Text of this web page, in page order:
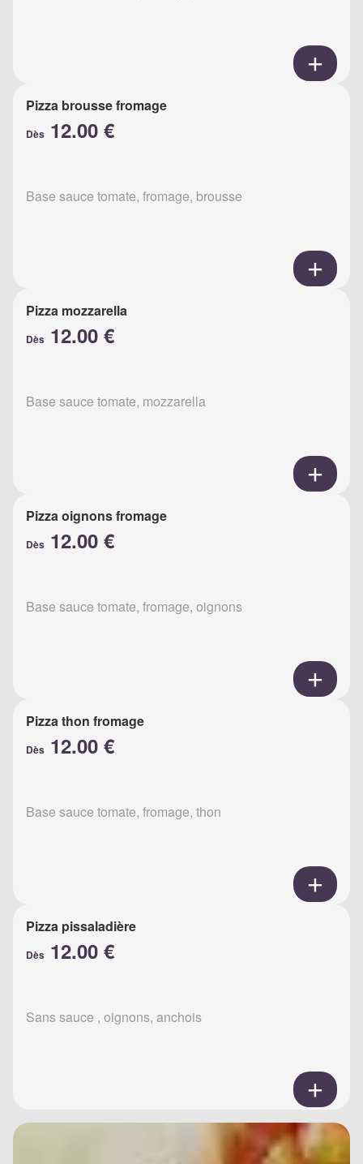
Pizza brousse fromage
Dès 12.00 €
Base sauce tomate, fromage, brousse
Pizza mozzarella
Dès 12.00 €
Base sauce tomate, mozzarella
Pizza oignons fromage
Dès 12.00 €
Base sauce tomate, fromage, oignons
Pizza thon fromage
Dès 12.00 €
Base sauce tomate, fromage, thon
Pizza pissaladière
Dès 12.00 €
Sans sauce , oignons, anchois